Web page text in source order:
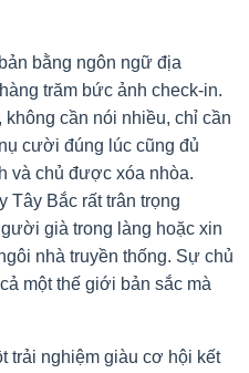
bằng ngôn ngữ địa
trăm bức ảnh check-in.
không cần nói nhiều, chỉ cần
cười đúng lúc cũng đủ
và chủ được xóa nhòa.
Tây Bắc rất trân trọng
già trong làng hoặc xin
nhà truyền thống. Sự chủ
một thế giới bản sắc mà
trải nghiệm giàu cơ hội kết